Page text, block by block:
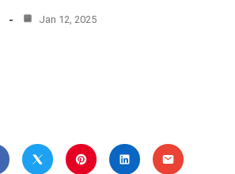
Jan 12, 2025